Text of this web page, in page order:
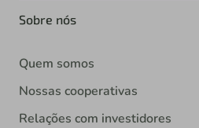
Sobre nós
Quem somos
Nossas cooperativas
Relações com investidores